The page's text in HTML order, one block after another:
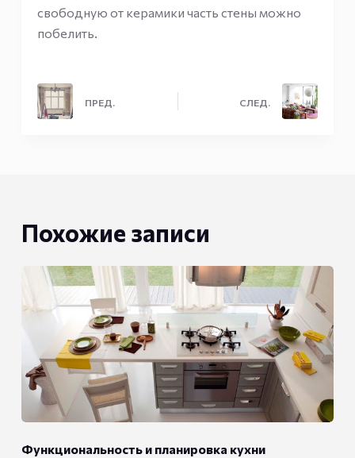
свободную от керамики часть стены можно
побелить.
ПРЕД. СЛЕД.
Похожие записи
Функциональность и планировка кухни